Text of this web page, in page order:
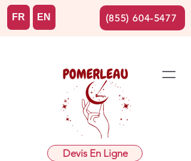
Devis En Ligne
FR EN (855) 604-5477